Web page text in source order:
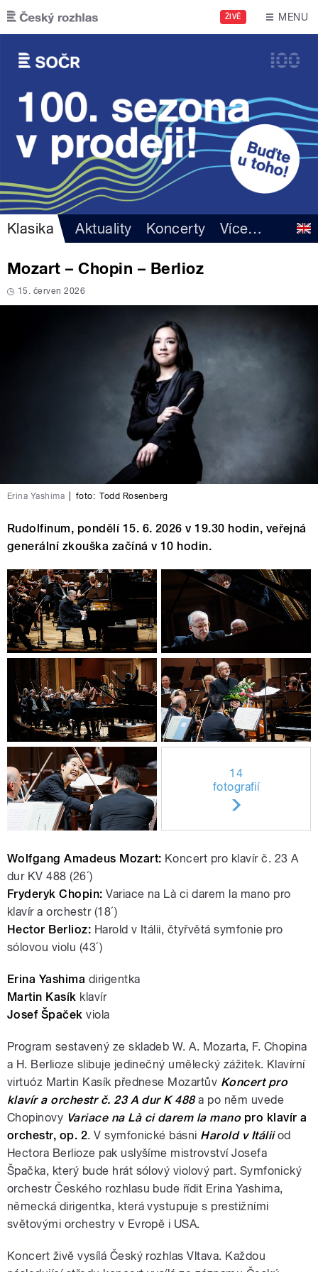
Přejít k hlavnímu obsahu
ŽIVĚ MENU
Klasika Aktuality Koncerty Více…
Mozart – Chopin – Berlioz
15. červen 2026
Erina Yashima foto: Todd Rosenberg
Rudolfinum, pondělí 15. 6. 2026 v 19.30 hodin, veřejná
generální zkouška začíná v 10 hodin.
14
fotografií
Wolfgang Amadeus Mozart: Koncert pro klavír č. 23 A
dur KV 488 (26´)
Fryderyk Chopin:Variace na Là ci darem la mano pro
klavír a orchestr (18´)
Hector Berlioz: Harold v Itálii, čtyřvětá symfonie pro
sólovou violu (43´)
Erina Yashima dirigentka
Martin Kasík klavír
Josef Špaček viola
Program sestavený ze skladeb W. A. Mozarta, F. Chopina
a H. Berlioze slibuje jedinečný umělecký zážitek. Klavírní
virtuóz Martin Kasík přednese Mozartův Koncert pro
klavír a orchestr č. 23 A dur K 488a po něm uvede
Chopinovy Variace na Là ci darem la mano pro klavír a
orchestr, op. 2. V symfonické básni Harold v Itáliiod
Hectora Berlioze pak uslyšíme mistrovství Josefa
Špačka, který bude hrát sólový violový part. Symfonický
orchestr Českého rozhlasu bude řídit Erina Yashima,
německá dirigentka, která vystupuje s prestižními
světovými orchestry v Evropě i USA.
Koncert živě vysílá Český rozhlas Vltava. Každou